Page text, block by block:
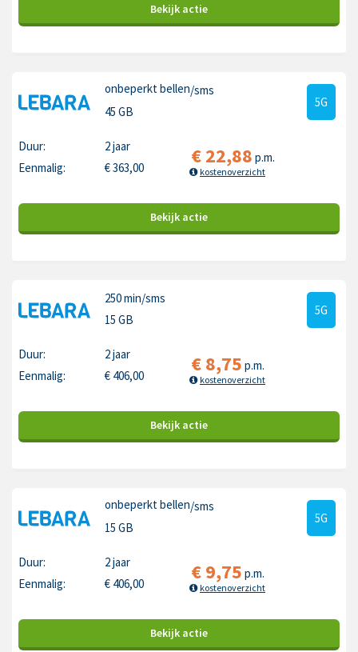
Bekijk actie
onbeperkt bellen/sms
45 GB
5G
Duur:
2 jaar
Eenmalig:
€363,00 €22,88 p.m.
kostenoverzicht
Bekijk actie
250 min/sms
15 GB
5G
Duur:
2 jaar
Eenmalig:
€ 406,00 €8,75 p.m.
kostenoverzicht
Bekijk actie
onbeperkt bellen/sms
15 GB
5G
Duur:
2 jaar
Eenmalig:
€ 406,00 €9,75 p.m.
kostenoverzicht
Bekijk actie